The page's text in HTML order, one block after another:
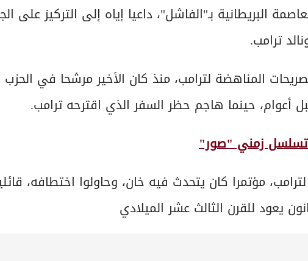
البريطانية بـ"الفاشل"، داعيا إياه إلى التركيز على
ترامب.
المناهضة لترامب، منذ كان الأخير مرشحا في الحزب
أعوام، حينما هاجم حظر السفر الذي اقترحه ترامب.
تسلسل زمني "صور"
مؤيدون لترامب، مؤتمرا كان يتحدث فيه خان، وحاولوا اختطافه،
يعود للقرن الثالث عشر الميلادي